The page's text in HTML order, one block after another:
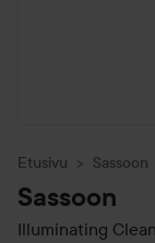
Etusivu Sassoon
Sassoon
Illuminating